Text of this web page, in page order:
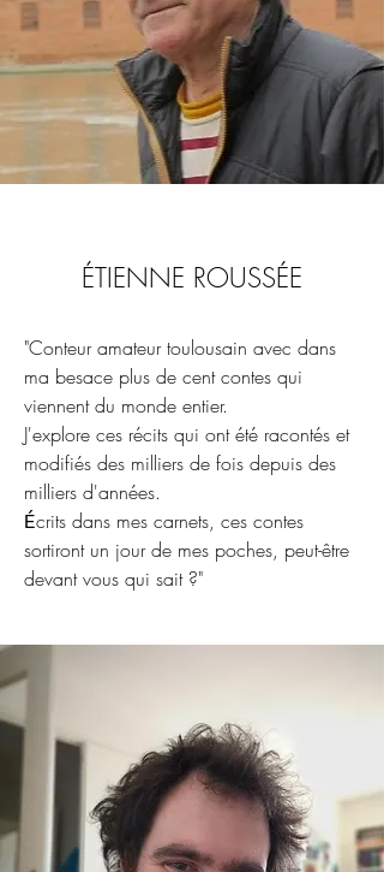
ÉTIENNE ROUSSÉE
"Conteur amateur toulousain avec dans
ma besace plus de cent contes qui
viennent du monde entier.
J'explore ces récits qui ont été racontés et
modifiés des milliers de fois depuis des
milliers d'années.
Écrits dans mes carnets, ces contes
sortiront un jour de mes poches, peut-être
devant vous qui sait ?"